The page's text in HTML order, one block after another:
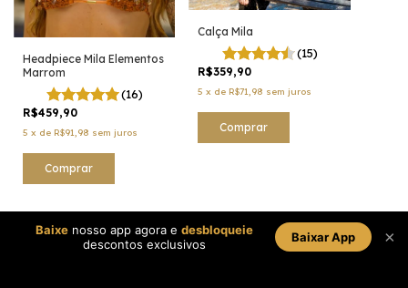
Headpiece Mila Elementos
Marrom
(16)
R$459,90
5 x de R$91,98 sem juros
Comprar
Calça Mila
(15)
R$359,90
5 x de R$71,98 sem juros
Comprar
Baixenosso app agora e desbloqueie
descontos exclusivos
Baixar App ×